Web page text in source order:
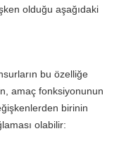
olduğu aşağıdaki
bu özelliğe
amaç fonksiyonunun
birinin
olabilir: